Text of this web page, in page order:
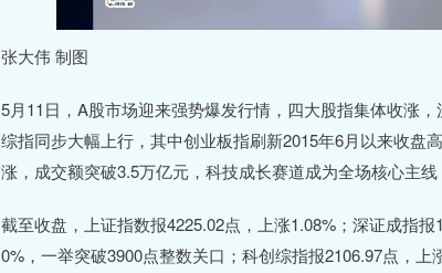
张大伟 制图
5月11日，A股市场迎来强势爆发行情，四大股指集体收涨
综指同步大幅上行，其中创业板指刷新2015年6月以来收盘
涨，成交额突破3.5万亿元，科技成长赛道成为全场核心主线
截至收盘，上证指数报4225.02点，上涨1.08%；深证成指
0%，一举突破3900点整数关口；科创综指报2106.97点，